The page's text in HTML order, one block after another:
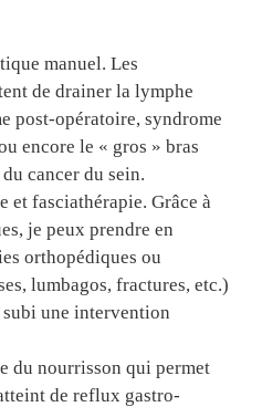
manuel. Les
de drainer la lymphe
post-opératoire, syndrome
encore le « gros » bras
cancer du sein.
et fasciathérapie. Grâce à
je peux prendre en
orthopédiques ou
lumbagos, fractures, etc.)
une intervention
du nourrisson qui permet
de reflux gastro-